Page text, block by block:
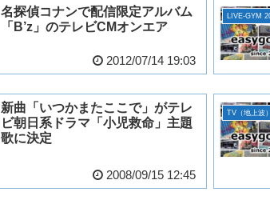
名探偵コナンで配信限定アルバム
「B’z」のテレビCMオンエア
2012/07/14 19:03
LIVE-GYM
新曲「いつかまたここで」がテレ
ビ朝日系ドラマ「小児救命」主題
歌に決定
2008/09/15 12:45
TV（地上波）